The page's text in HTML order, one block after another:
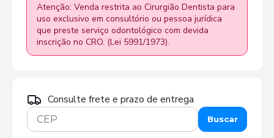
Atenção: Venda restrita ao Cirurgião Dentista para
uso exclusivo em consultório ou pessoa jurídica
que preste serviço odontológico com devida
inscrição no CRO. (Lei 5991/1973).
Consulte frete e prazo de entrega
Buscar